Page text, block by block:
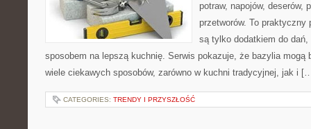
potraw, napojów, deserów,
przetworów. To praktyczny
są tylko dodatkiem do
sposobem na lepszą kuchnię. Serwis pokazuje, że bazylia mogą
wiele ciekawych sposobów, zarówno w kuchni tradycyjnej, jak i
CATEGORIES: TRENDY I PRZYSZŁOŚĆ